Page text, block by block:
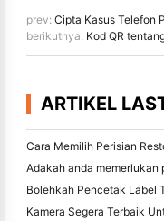
prev: Cipta Kasus Telefon
berikutnya: Kod QR tentang
ARTIKEL